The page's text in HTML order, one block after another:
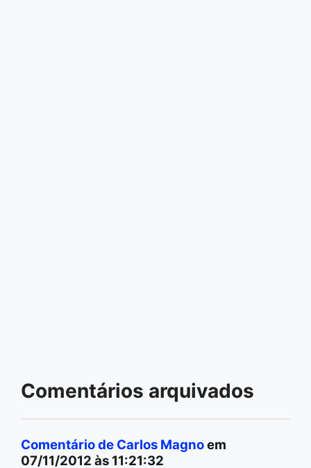
Comentários arquivados
Comentário de Carlos Magnoem
07/11/2012 às 11:21:32